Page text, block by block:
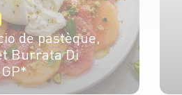
de pastèque,
Burrata Di